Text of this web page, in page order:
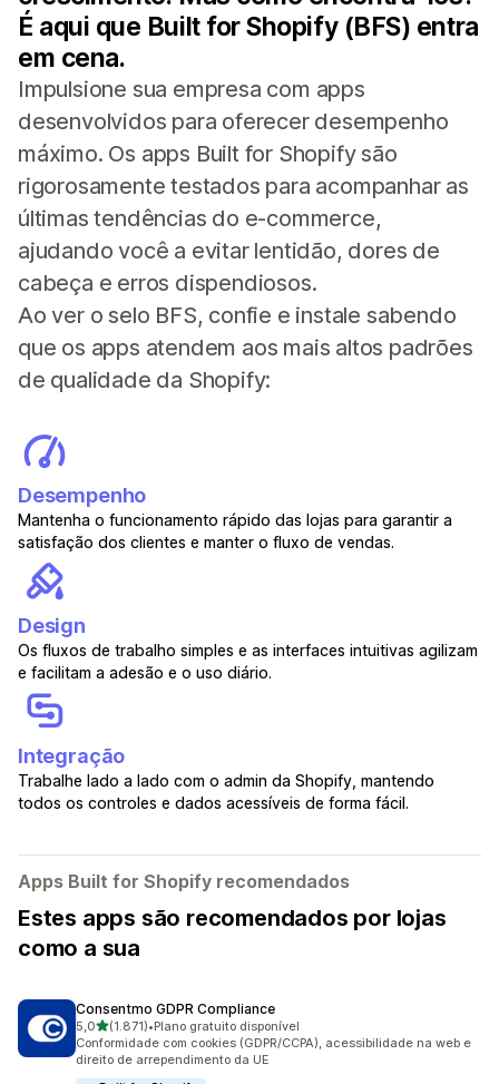
É aqui que Built for Shopify (BFS) entra
em cena.
Impulsione sua empresa com apps
desenvolvidos para oferecer desempenho
máximo. Os apps Built for Shopify são
rigorosamente testados para acompanhar as
últimas tendências do e-commerce,
ajudando você a evitar lentidão, dores de
cabeça e erros dispendiosos.
Ao ver o selo BFS, confie e instale sabendo
que os apps atendem aos mais altos padrões
de qualidade da Shopify:
Desempenho
Mantenha o funcionamento rápido das lojas para garantir a
satisfação dos clientes e manter o fluxo de vendas.
Design
Os fluxos de trabalho simples e as interfaces intuitivas agilizam
e facilitam a adesão e o uso diário.
Integração
Trabalhe lado a lado com o admin da Shopify, mantendo
todos os controles e dados acessíveis de forma fácil.
Apps Built for Shopify recomendados
Estes apps são recomendados por lojas
como a sua
Consentmo GDPR Compliance
5,0de 5 estrelas
(1.871)
1871 avaliações ao todo
•Plano gratuito disponível
Conformidade com cookies (GDPR/CCPA), acessibilidade na web e
direito de arrependimento da UE